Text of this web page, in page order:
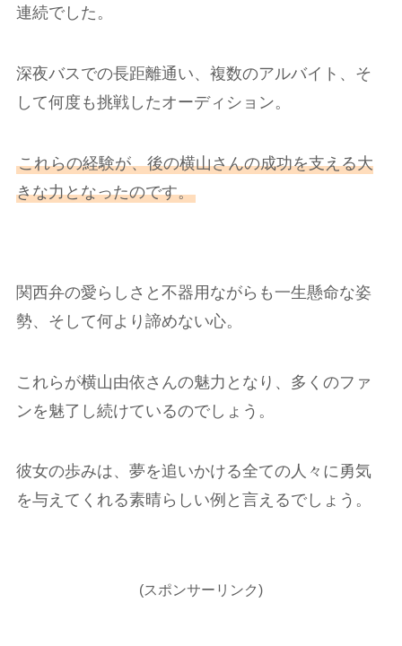
連続でした。
深夜バスでの長距離通い、複数のアルバイト、そ
して何度も挑戦したオーディション。
これらの経験が、後の横山さんの成功を支える大
きな力となったのです。
関西弁の愛らしさと不器用ながらも一生懸命な姿
勢、そして何より諦めない心。
これらが横山由依さんの魅力となり、多くのファ
ンを魅了し続けているのでしょう。
彼女の歩みは、夢を追いかける全ての人々に勇気
を与えてくれる素晴らしい例と言えるでしょう。
(スポンサーリンク)